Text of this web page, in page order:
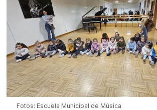
Fotos: Escuela Municipal de Música